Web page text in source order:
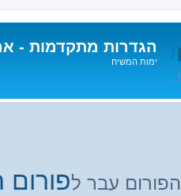
הגדרות מתקדמות -
ימות המשיח
הפורום עבר ל